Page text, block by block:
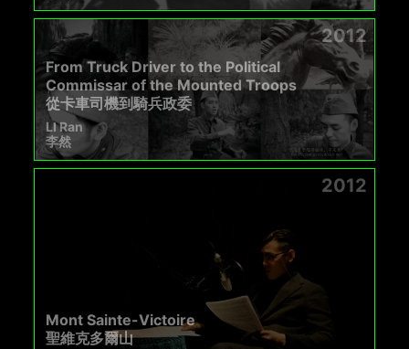
2012
From Truck Driver to the Political
Commissar of the Mounted Troops
從卡車司機到騎兵政委
LI Ran
李然
2012
Mont Sainte-Victoire
聖維克多爾山